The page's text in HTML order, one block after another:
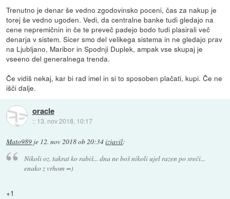
Trenutno je denar še vedno zgodovinsko poceni, čas za nakup je
torej še vedno ugoden. Vedi, da centralne banke tudi gledajo na
cene nepremičnin in če te preveč padejo bodo tudi plasirali več
denarja v sistem. Sicer smo del velikega sistema in ne gledajo prav
na Ljubljano, Maribor in Spodnji Duplek, ampak vse skupaj je
vseeno del generalnega trenda.
Če vidiš nekaj, kar bi rad imel in si to sposoben plačati, kupi. Če ne
išči dalje.
oracle
:: 13. nov 2018, 10:17
Mato989 je 12. nov 2018 ob 20:34izjavil:
Nikoli oz. takrat ko rabiš... dna ne boš nikoli ujel razen po sreči...
enako z vrhom =)
+1